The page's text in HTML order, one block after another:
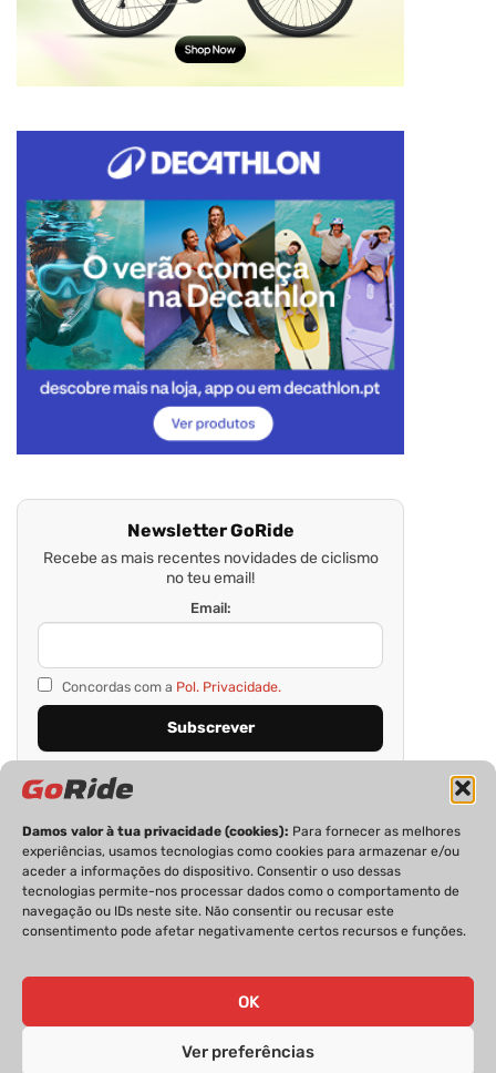
Damos valor à tua privacidade (cookies): Para fornecer as melhores
experiências, usamos tecnologias como cookies para armazenar e/ou
aceder a informações do dispositivo. Consentir o uso dessas
tecnologias permite-nos processar dados como o comportamento de
navegação ou IDs neste site. Não consentir ou recusar este
consentimento pode afetar negativamente certos recursos e funções.
OK
Ver preferências
Newsletter GoRide
Recebe as mais recentes novidades de ciclismo
no teu email!
Email:
Concordas com a Pol. Privacidade.
PRIVACIDADE FICHA TÉCNICA
ESTATUTO EDITORIAL